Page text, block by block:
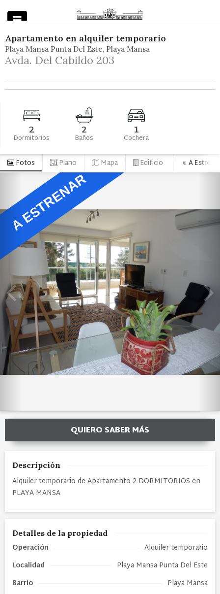
Apartamento en alquiler temporario
Playa Mansa Punta Del Este Playa Mansa
Avda. Del Cabildo 203
2
Dormitorios 2
Baños 1
Cochera
Fotos Plano Mapa Edificio A
QUIERO SABER MÁS
Descripción
Alquiler temporario de Apartamento 2 DORMITORIOS en
PLAYA MANSA
Detalles de la propiedad
Operación
Alquiler temporario
Localidad
Playa Mansa Punta Del Este
Barrio
Playa Mansa